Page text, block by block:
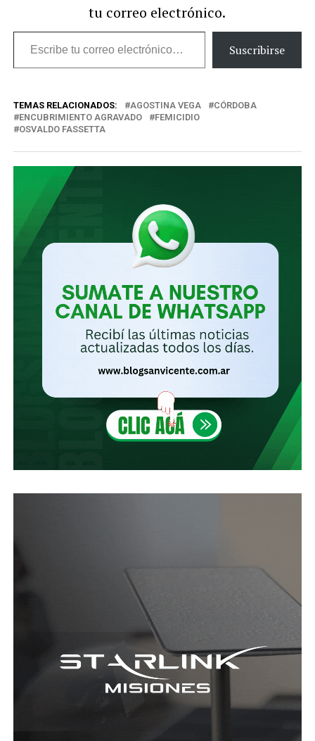
tu correo electrónico.
Escribe
tu
electrónico…
Suscribirse
TEMAS RELACIONADOS: AGOSTINA VEGA
CÓRDOBA
ENCUBRIMIENTO AGRAVADO
FEMICIDIO
OSVALDO FASSETTA